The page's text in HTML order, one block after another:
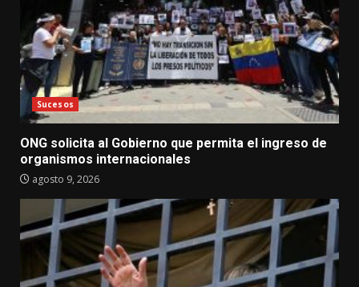
Sucesos
ONG solicita al Gobierno que permita el ingreso de
organismos internacionales
agosto 9, 2026